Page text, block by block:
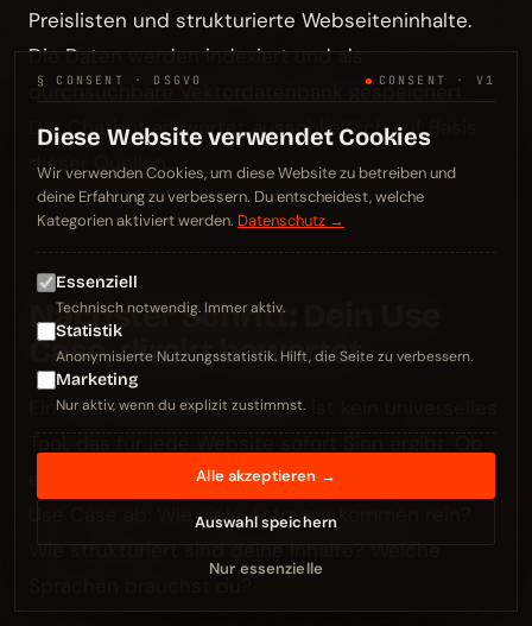
Preislisten und strukturierte Webseiteninhalte.
Die Daten werden indexiert und als
durchsuchbare Vektordatenbank gespeichert.
Der Chatbot antwortet ausschließlich auf Basis
dieser Quellen.
Nächster Schritt: Dein Use
Case, direkt bewertet
Ein RAG-basierter KI Chatbot ist kein universelles
er für dich passt, hängt von deinem konkreten
Use Case ab: Wie viele Anfragen kommen rein?
Wie strukturiert sind deine Inhalte? Welche
§ CONSENT · DSGVO CONSENT · V1
Diese Website verwendet Cookies
Wir verwenden Cookies, um diese Website zu betreiben und
deine Erfahrung zu verbessern. Du entscheidest, welche
Kategorien aktiviert werden. Datenschutz →
Essenziell
Technisch notwendig. Immer aktiv.
Statistik
Anonymisierte Nutzungsstatistik. Hilft, die Seite zu verbessern.
Marketing
Nur aktiv, wenn du explizit zustimmst.
Nur essenzielle
Auswahl speichern
Alle akzeptieren →